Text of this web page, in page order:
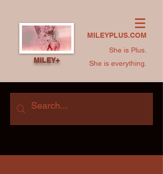
MILEYPLUS.COM
She is Plus.
She is everything.
MILEY+